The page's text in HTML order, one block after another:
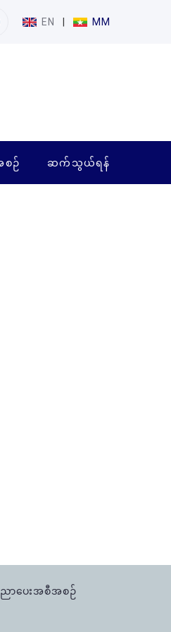
EN | MM
စဉ် ဆက်သွယ်ရန်
ာပေးအစီအစဉ်